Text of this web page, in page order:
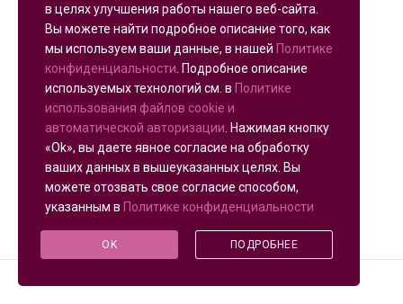
в целях улучшения работы нашего веб-сайта.
Вы можете найти подробное описание того, как
мы используем ваши данные, в нашей Политике
конфиденциальности . Подробное описание
используемых технологий см. в Политике
использования файлов cookie и
автоматической авторизации . Нажимая кнопку
«Ok», вы даете явное согласие на обработку
ваших данных в вышеуказанных целях. Вы
можете отозвать свое согласие способом,
указанным в Политике конфиденциальности
OK ПОДРОБНЕЕ